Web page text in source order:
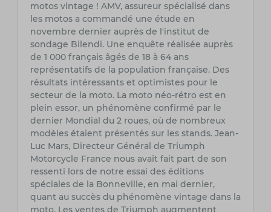
motos vintage ! AMV, assureur spécialisé dans
les motos a commandé une étude en
novembre dernier auprès de l'institut de
sondage Bilendi. Une enquête réalisée auprès
de 1 000 français âgés de 18 à 64 ans
représentatifs de la population française. Des
résultats intéressants et optimistes pour le
secteur de la moto. La moto néo-rétro est en
plein essor, un phénomène confirmé par le
dernier Mondial du 2 roues, où de nombreux
modèles étaient présentés sur les stands. Jean-
Luc Mars, Directeur Général de Triumph
Motorcycle France nous avait fait part de son
ressenti lors de notre essai des éditions
spéciales de la Bonneville, en mai dernier,
quant au succès du phénomène vintage dans la
moto. Les ventes de Triumph augmentent